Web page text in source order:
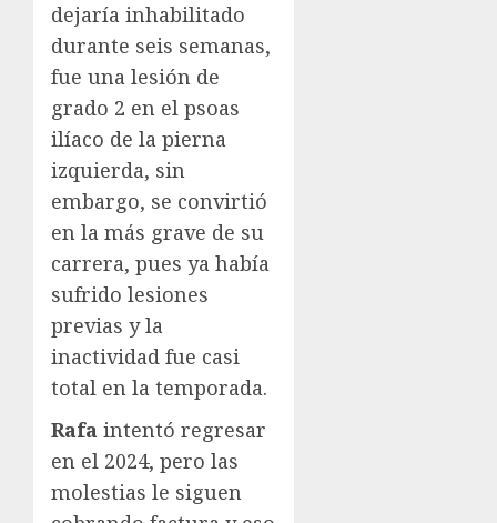
dejaría inhabilitado
durante seis semanas,
fue una lesión de
grado 2 en el psoas
ilíaco de la pierna
izquierda, sin
embargo, se convirtió
en la más grave de su
carrera, pues ya había
sufrido lesiones
previas y la
inactividad fue casi
total en la temporada.
Rafa intentó regresar
en el 2024, pero las
molestias le siguen